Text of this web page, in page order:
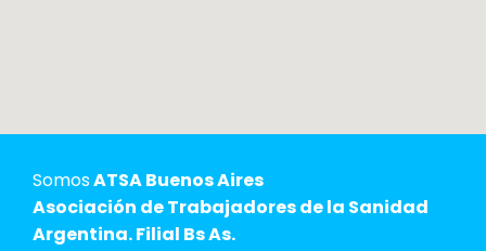
SomosATSA Buenos Aires
Asociación de Trabajadores de la Sanidad
Argentina. Filial Bs As.